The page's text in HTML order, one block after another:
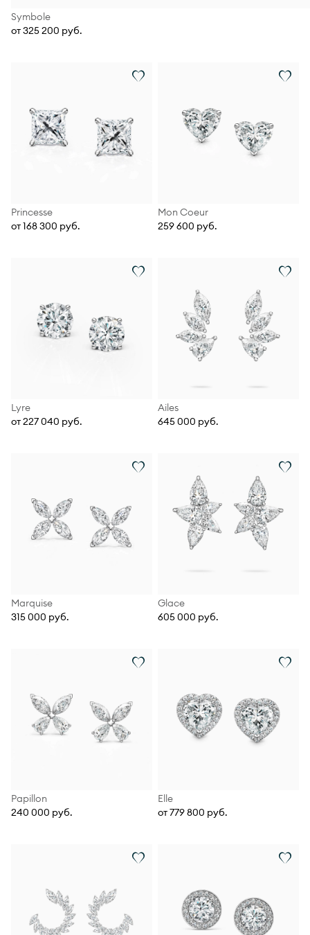
Symbole
от 325 200 руб.
Princesse
от 168 300 руб.
Mon Coeur
259 600 руб.
Lyre
от 227 040 руб.
Ailes
645 000 руб.
Marquise
315 000 руб.
Glace
605 000 руб.
Papillon
240 000 руб.
Elle
от 779 800 руб.